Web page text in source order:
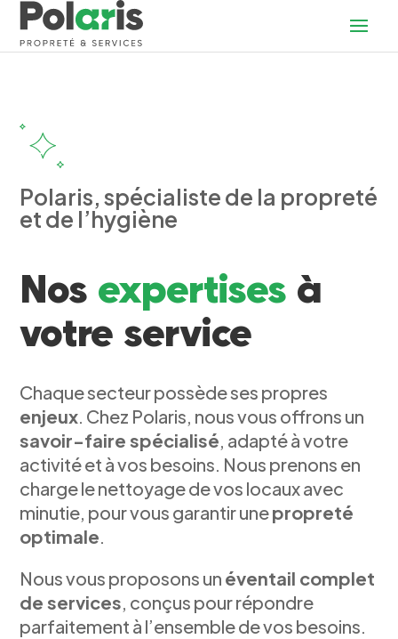
Polaris, spécialiste de la propreté
et de l’hygiène
Nos expertises à
votre service
Chaque secteur possède ses propres
enjeux. Chez Polaris, nous vous offrons un
savoir-faire spécialisé, adapté à votre
activité et à vos besoins. Nous prenons en
charge le nettoyage de vos locaux avec
minutie, pour vous garantir unepropreté
optimale.
Nous vous proposons un éventail complet
de services, conçus pour répondre
parfaitement à l’ensemble de vos besoins.